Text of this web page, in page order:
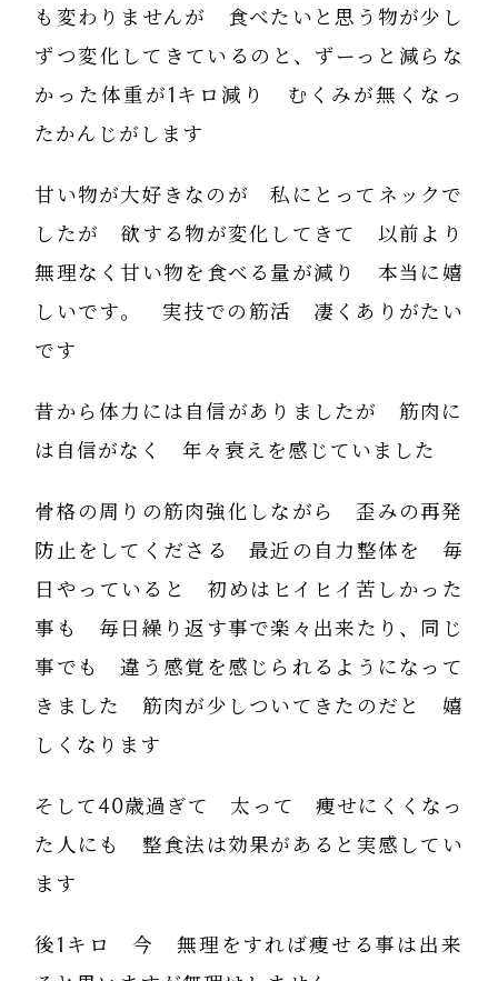
も変わりませんが 食べたいと思う物が少し
ずつ変化してきているのと、ずーっと減らな
かった体重が1キロ減り むくみが無くなっ
たかんじがします
甘い物が大好きなのが 私にとってネックで
したが 欲する物が変化してきて 以前より
無理なく甘い物を食べる量が減り 本当に嬉
しいです。 実技での筋活 凄くありがたい
です
昔から体力には自信がありましたが 筋肉に
は自信がなく 年々衰えを感じていました
骨格の周りの筋肉強化しながら 歪みの再発
防止をしてくださる 最近の自力整体を 毎
日やっていると 初めはヒイヒイ苦しかった
事も 毎日繰り返す事で楽々出来たり、同じ
事でも 違う感覚を感じられるようになって
きました 筋肉が少しついてきたのだと 嬉
しくなります
そして40歳過ぎて 太って 痩せにくくなっ
た人にも 整食法は効果があると実感してい
ます
後1キロ 今 無理をすれば痩せる事は出来